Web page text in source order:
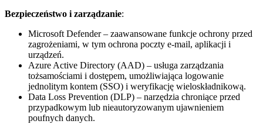
Bezpieczeństwo i zarządzanie:
Microsoft Defender – zaawansowane funkcje ochrony przed
zagrożeniami, w tym ochrona poczty e-mail, aplikacji i
urządzeń.
Azure Active Directory (AAD) – usługa zarządzania
tożsamościami i dostępem, umożliwiająca logowanie
jednolitym kontem (SSO) i weryfikację wieloskładnikową.
Data Loss Prevention (DLP) – narzędzia chroniące przed
przypadkowym lub nieautoryzowanym ujawnieniem
poufnych danych.